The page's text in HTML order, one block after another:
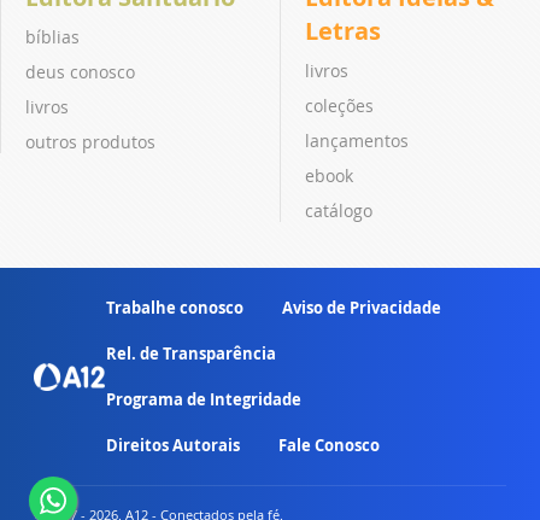
bíblias
deus conosco
livros
outros produtos
Letras
livros
coleções
lançamentos
ebook
catálogo
Trabalhe conosco Aviso de Privacidade
Rel. de Transparência
Programa de Integridade
Direitos Autorais Fale Conosco
© 2007 - 2026. A12 - Conectados pela fé.